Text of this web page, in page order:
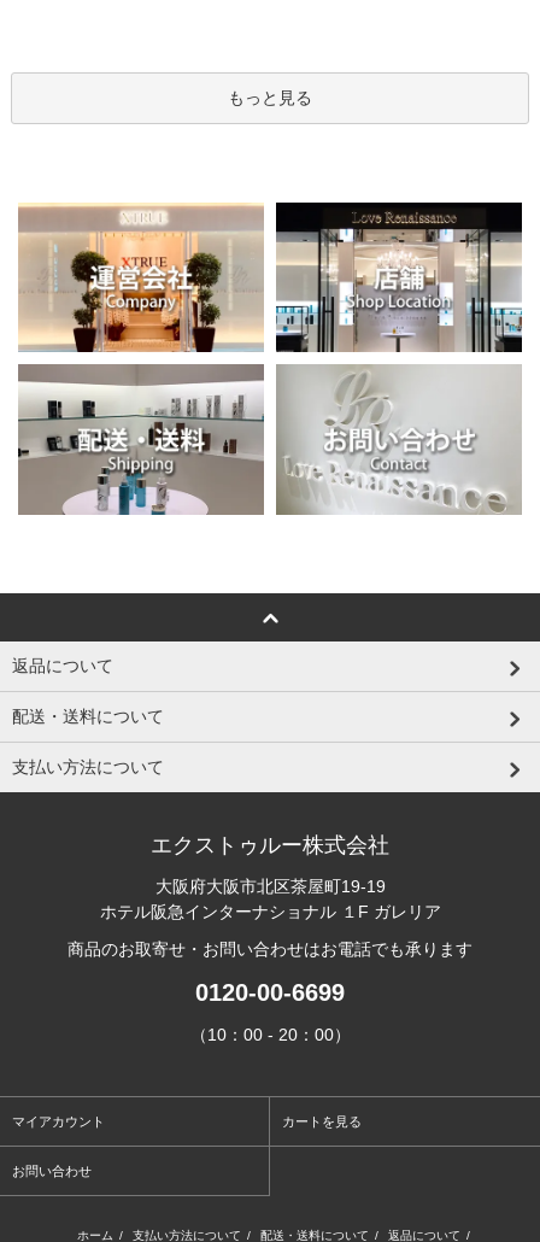
もっと見る
返品について
配送・送料について
支払い方法について
エクストゥルー株式会社
大阪府大阪市北区茶屋町19-19
ホテル阪急インターナショナル １F ガレリア
商品のお取寄せ・お問い合わせはお電話でも承ります
0120-00-6699
（10：00 - 20：00）
マイアカウント カートを見る
お問い合わせ
ホーム / 支払い方法について / 配送・送料について / 返品について /